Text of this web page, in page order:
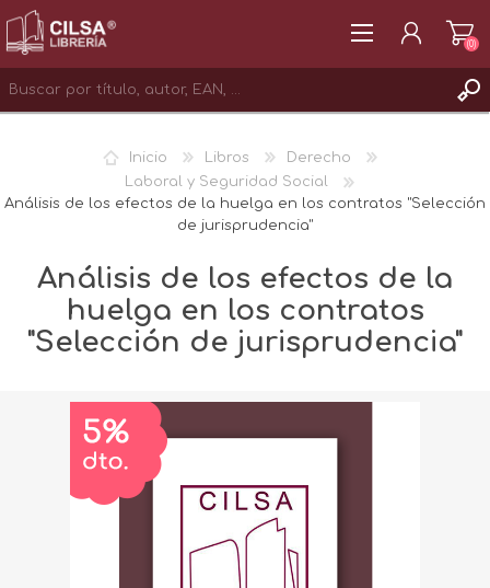
INICIAR SESIÓN
(0)
Inicio Libros
Derecho
Laboral y Seguridad Social
Análisis de los efectos de la huelga en los contratos "Selección
de jurisprudencia"
Análisis de los efectos de la
huelga en los contratos
"Selección de jurisprudencia"